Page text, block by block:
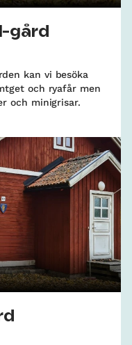
gård
kan vi besöka
och ryafår men
och minigrisar.